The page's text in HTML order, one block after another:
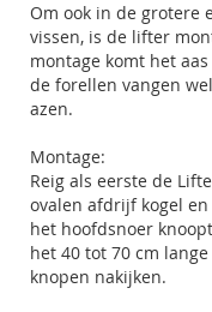
Om ook in de grotere
vissen, is de lifter
montage komt het
de forellen vangen
azen.
Montage:
Reig als eerste de
ovalen afdrijf kogel
het hoofdsnoer
het 40 tot 70 cm
knopen nakijken.